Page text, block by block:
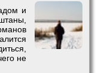
и
не